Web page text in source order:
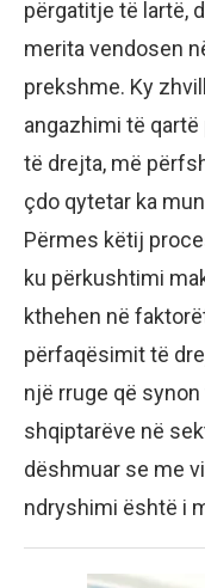
përgatitje të lartë,
merita vendosen
prekshme. Ky
angazhimi të
të drejta, më
çdo qytetar ka
Përmes këtij
ku përkushtimi
kthehen në
përfaqësimit të
një rruge që
shqiptarëve në
dëshmuar se me
ndryshimi është i